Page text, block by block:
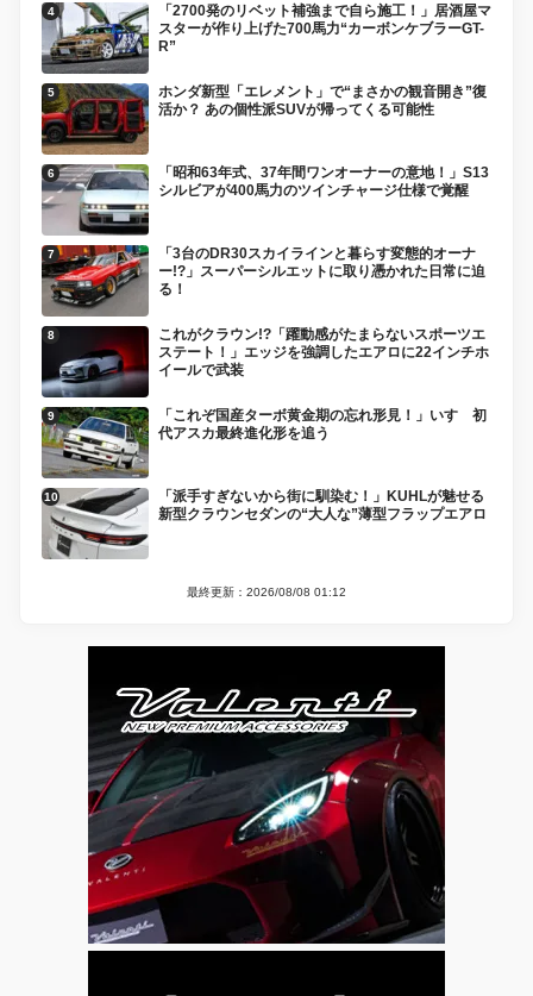
「2700発のリベット補強まで自ら施工！」居酒屋マ
スターが作り上げた700馬力“カーボンケブラーGT-
R”
ホンダ新型「エレメント」で“まさかの観音開き”復
活か？ あの個性派SUVが帰ってくる可能性
「昭和63年式、37年間ワンオーナーの意地！」S13
シルビアが400馬力のツインチャージ仕様で覚醒
「3台のDR30スカイラインと暮らす変態的オーナ
ー!?」スーパーシルエットに取り憑かれた日常に迫
る！
これがクラウン!?「躍動感がたまらないスポーツエ
ステート！」エッジを強調したエアロに22インチホ
イールで武装
「これぞ国産ターボ黄金期の忘れ形見！」いすゞ初
代アスカ最終進化形を追う
「派手すぎないから街に馴染む！」KUHLが魅せる
新型クラウンセダンの“大人な”薄型フラップエアロ
最終更新：2026/08/08 01:12